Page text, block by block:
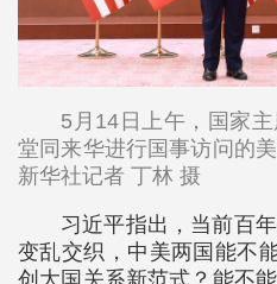
5月14日上午，国家
堂同来华进行国事访问的
新华社记者 丁林 摄
习近平指出，当前百
变乱交织，中美两国能不
创大国关系新范式？能不